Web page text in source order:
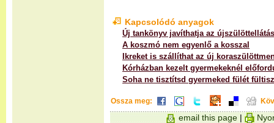
Kapcsolódó anyagok
Új tankönyv javíthatja az
A koszmó nem egyenlő a kosszal
Ikreket is szállíthat az új
Kórházban kezelt gyermekeknél
Soha ne tisztítsd gyermeked fülét
Ossza meg:
email this page|